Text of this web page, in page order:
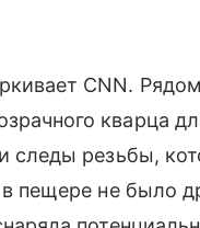
CNN.
кварца
резьбы,
пещере не было